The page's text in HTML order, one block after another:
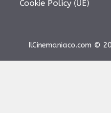
Cookie Policy (UE)
IlCinemaniaco.com ©